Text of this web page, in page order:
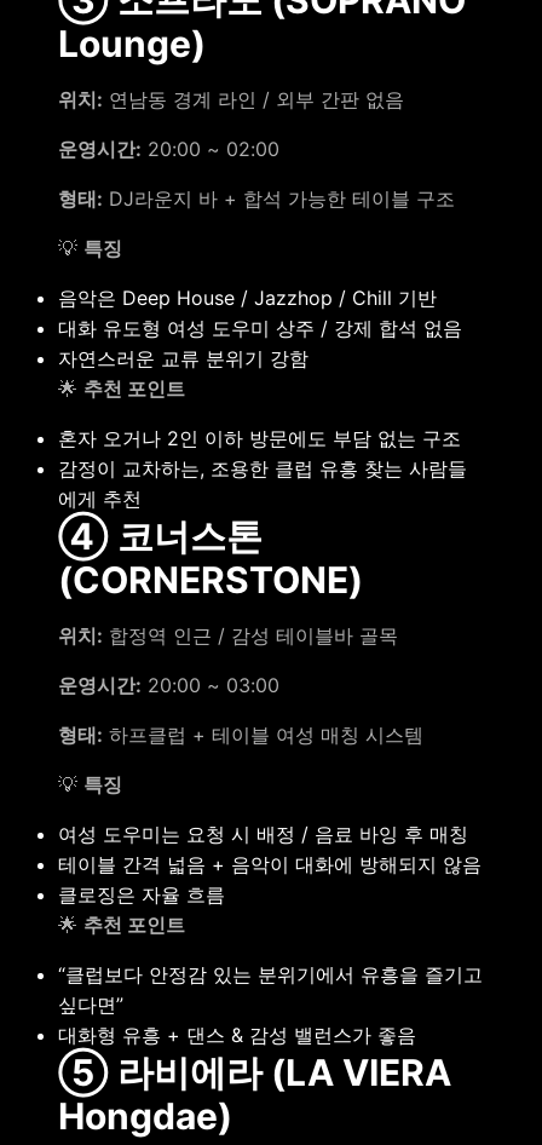
Lounge)
위치: 연남동 경계 라인 / 외부 간판 없음
운영시간: 20:00 ~ 02:00
형태: DJ라운지 바 + 합석 가능한 테이블 구조
💡 특징
음악은 Deep House / Jazzhop / Chill 기반
대화 유도형 여성 도우미 상주 / 강제 합석 없음
자연스러운 교류 분위기 강함
🌟 추천 포인트
혼자 오거나 2인 이하 방문에도 부담 없는 구조
감정이 교차하는, 조용한 클럽 유흥 찾는 사람들
에게 추천
④ 코너스톤
(CORNERSTONE)
위치: 합정역 인근 / 감성 테이블바 골목
운영시간: 20:00 ~ 03:00
형태: 하프클럽 + 테이블 여성 매칭 시스템
💡 특징
여성 도우미는 요청 시 배정 / 음료 바잉 후 매칭
테이블 간격 넓음 + 음악이 대화에 방해되지 않음
클로징은 자율 흐름
🌟 추천 포인트
“클럽보다 안정감 있는 분위기에서 유흥을 즐기고
싶다면”
대화형 유흥 + 댄스 & 감성 밸런스가 좋음
⑤ 라비에라 (LA VIERA
Hongdae)